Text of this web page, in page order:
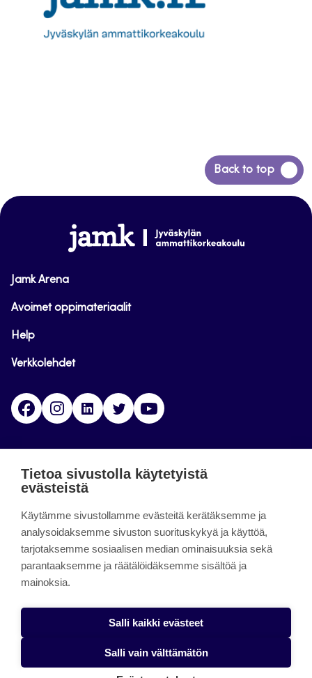
Back to top
Siirry
takaisin
www.jamk.fi
Jamk Arena
Avoimet oppimateriaalit
Help
Verkkolehdet
FacebookInstagramLinkedinTwitter
päättynyt 11.9.2023.
About the site
Käyttöehdot
Saavutettavuusseloste
Alasottoilmoitus
Tietoa sivustolla käytetyistä
evästeistä
Käytämme sivustollamme evästeitä kerätäksemme ja
analysoidaksemme sivuston suorituskykyä ja käyttöä,
tarjotaksemme sosiaalisen median ominaisuuksia sekä
parantaaksemme ja räätälöidäksemme sisältöä ja
mainoksia.
Salli kaikki evästeet
Salli vain välttämätön